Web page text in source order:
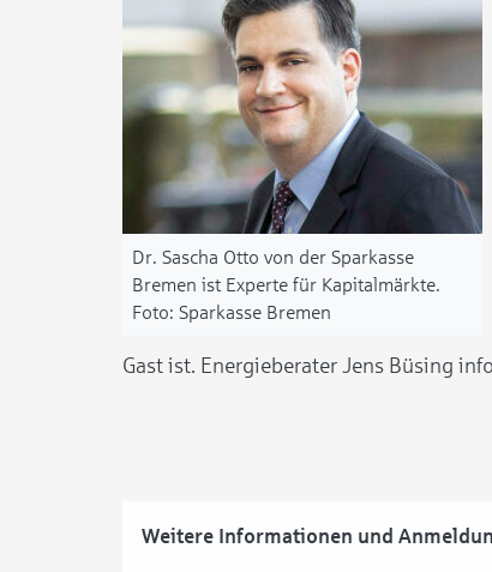
Dr. Sascha Otto von der Sparkasse
Bremen ist Experte für Kapitalmärkte.
Sparkasse Bremen
Gast ist. Energieberater Jens Büsing
Weitere Informationen und